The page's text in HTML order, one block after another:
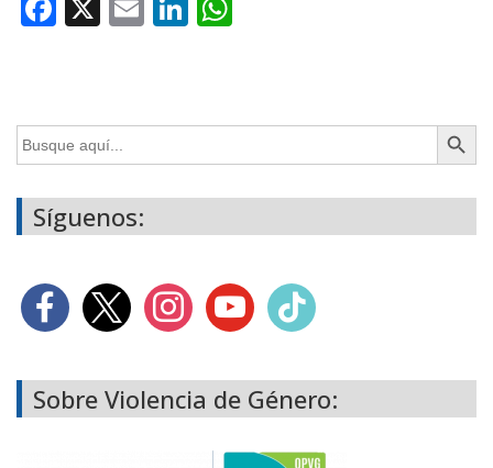
Buscar: Botón de
Síguenos:
Sobre Violencia de Género: